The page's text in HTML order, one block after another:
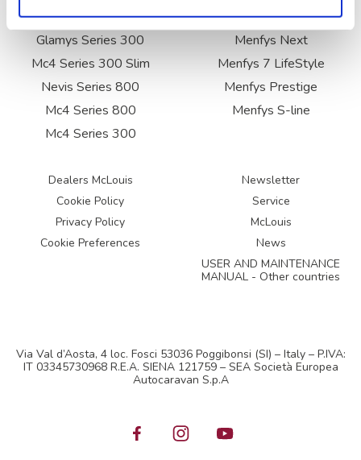
Glamys Series 300
Mc4 Series 300 Slim
Nevis Series 800
Mc4 Series 800
Mc4 Series 300
Menfys Next
Menfys 7 LifeStyle
Menfys Prestige
Menfys S-line
Dealers McLouis
Cookie Policy
Privacy Policy
Cookie Preferences
Newsletter
Service
McLouis
News
USER AND MAINTENANCE
MANUAL - Other countries
Via Val d’Aosta, 4 loc. Fosci 53036 Poggibonsi (SI) – Italy – P.IVA:
IT 03345730968 R.E.A. SIENA 121759 – SEA Società Europea
Autocaravan S.p.A